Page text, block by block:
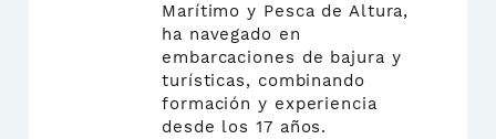
Marítimo y Pesca de Altura,
ha navegado en
embarcaciones de bajura y
turísticas, combinando
formación y experiencia
desde los 17 años.